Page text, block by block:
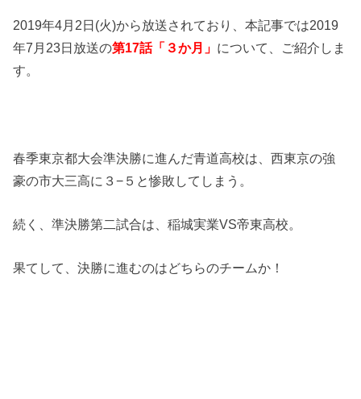
2019年4月2日(火)から放送されており、本記事では2019
年7月23日放送の第17話「３か月」 について、ご紹介しま
す。
春季東京都大会準決勝に進んだ青道高校は、西東京の強
豪の市大三高に３−５と惨敗してしまう。
続く、準決勝第二試合は、稲城実業VS帝東高校。
果てして、決勝に進むのはどちらのチームか！